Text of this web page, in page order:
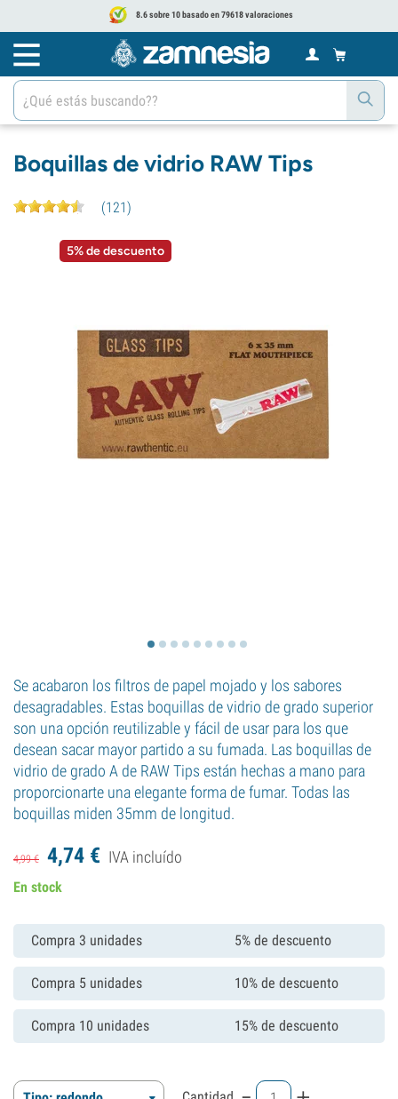
8.6 sobre 10 basado en 79618 valoraciones
Boquillas de vidrio RAW Tips
(121)
5% de descuento
Se acabaron los filtros de papel mojado y los sabores
desagradables. Estas boquillas de vidrio de grado superior
son una opción reutilizable y fácil de usar para los que
desean sacar mayor partido a su fumada. Las boquillas de
vidrio de grado A de RAW Tips están hechas a mano para
proporcionarte una elegante forma de fumar. Todas las
boquillas miden 35mm de longitud.
4,99€ 4,74 € IVA incluído
En stock
Compra 3 unidades 5% de descuento
Compra 5 unidades 10% de descuento
Compra 10 unidades 15% de descuento